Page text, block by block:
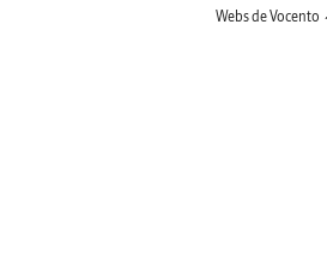
Webs de Vocento